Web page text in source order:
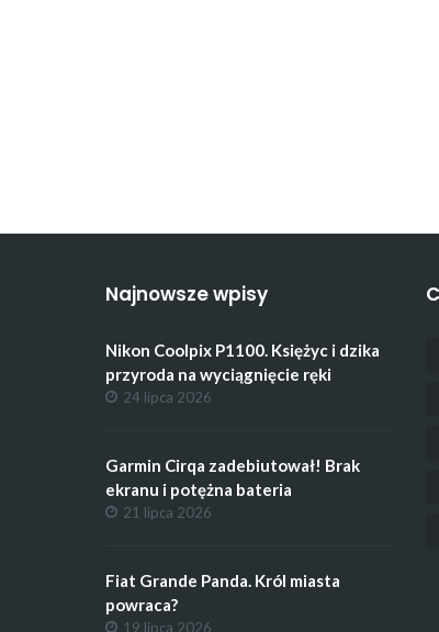
Najnowsze wpisy
Nikon Coolpix P1100. Księżyc i dzika
przyroda na wyciągnięcie ręki
24 lipca 2026
Garmin Cirqa zadebiutował! Brak
ekranu i potężna bateria
21 lipca 2026
Fiat Grande Panda. Król miasta
powraca?
19 lipca 2026